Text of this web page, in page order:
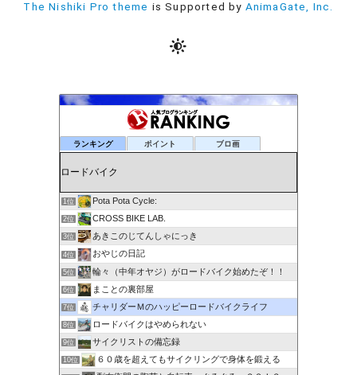
The Nishiki Pro theme is Supported by AnimaGate, Inc.
ランキング ポイント ブロ画
1位 Pota Pota Cycle:
2位 CROSS BIKE LAB.
3位 あきこのじてんしゃにっき
4位 おやじの日記
5位 輪々（中年オヤジ）がロードバイク始めたぞ！！
6位 まことの裏部屋
7位 チャリダーＭのハッピーロードバイクライフ
8位 ロードバイクはやめられない
9位 サイクリストの備忘録
10位 ６０歳を超えてもサイクリングで身体を鍛える